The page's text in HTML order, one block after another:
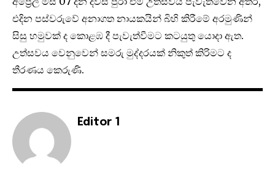
එදින පස්වරුවේ අනාගත නායකයින් බිහි කිරීමේ අරමුණින්
සිසු හමුවක් ද කොළඹ දී පැවැත්වීමට කටයුතු යොදා ඇත.
උත්සවය වෙනුවෙන් සමරු මුද්දරයක් නිකුත් කිරිමට ද
තීරණය කෙරුණි.
Editor 1